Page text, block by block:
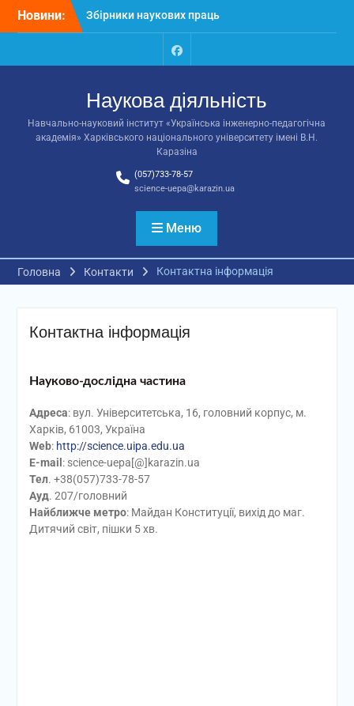
Новини:
Збірники наукових праць
ННІ УІПА включені до
Переліку наукових
фахових видань України
Анастасію!
Науковці Каразінського
університету взяли участь
у міжнародній
Facebook
Наукова діяльність
Навчально-науковий інститут «Українська інженерно-педагогічна
академія» Харківського національного університету імені В.Н.
Каразіна
(057)733-78-57
science-uepa@karazin.ua
Меню
Головна Контакти Контактна інформація
Контактна інформація
Науково-дослідна частина
Адреса: вул. Університетська, 16, головний корпус, м.
Харків, 61003, Україна
Web: http://science.uipa.edu.ua
E-mail : science-uepa[@]karazin.ua
Тел. +38(057)733-78-57
Ауд. 207/головний
Найближче метро: Майдан Конституції, вихід до маг.
Дитячий світ, пішки 5 хв.